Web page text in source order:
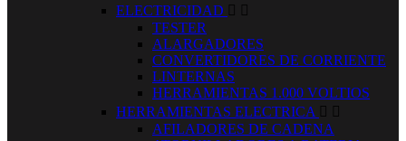
ELECTRICIDAD  
TESTER
ALARGADORES
CONVERTIDORES DE CORRIENTE
LINTERNAS
HERRAMIENTAS 1.000 VOLTIOS
HERRAMIENTAS ELECTRICA  
AFILADORES DE CADENA